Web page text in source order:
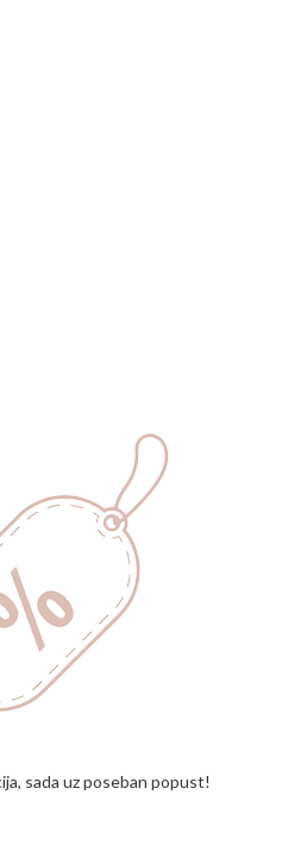
sada uz poseban popust!